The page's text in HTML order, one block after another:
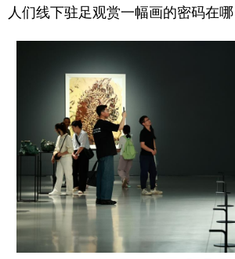
人们线下驻足观赏一幅画的密码在哪